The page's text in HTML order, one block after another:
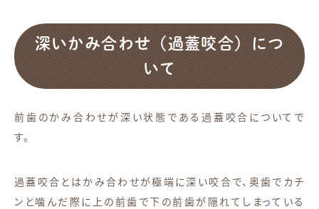
深いかみ合わせ（過蓋咬合）につ
いて
前歯のかみ合わせが深い状態である過蓋咬合についてで
す。
過蓋咬合とはかみ合わせが極端に深い咬合で、奥歯でカチ
ンと噛んだ際に上の前歯で下の前歯が隠れてしまっている